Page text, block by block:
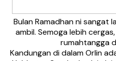
Bulan Ramadhan ni sangat
ambil. Semoga lebih
rumahtangga
Kandungan di dalam Orlin